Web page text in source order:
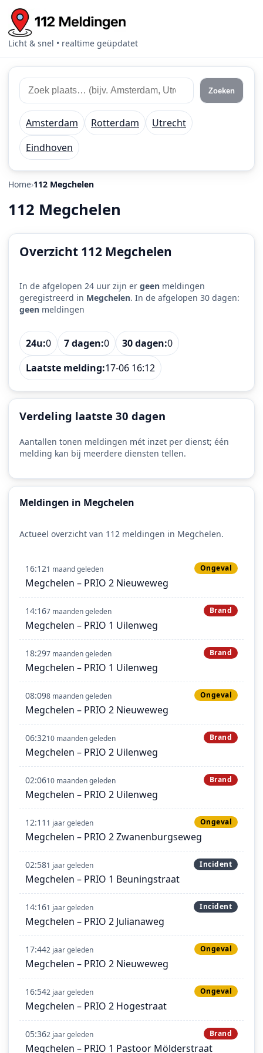
Licht & snel • realtime geüpdatet
Zoek
112
meldingen
Zoek
plaats
of
regio
Zoeken
Amsterdam Rotterdam
Utrecht
Eindhoven
Home 112 Megchelen
112 Megchelen
Overzicht 112 Megchelen
In de afgelopen 24 uur zijn er geen meldingen
geregistreerd in Megchelen. In de afgelopen 30 dagen:
geen meldingen
24u:0 7 dagen:0 30 dagen:0
Laatste melding:17-06 16:12
Verdeling laatste 30 dagen
Aantallen tonen meldingen mét inzet per dienst; één
melding kan bij meerdere diensten tellen.
Meldingen in Megchelen
Actueel overzicht van 112 meldingen in Megchelen.
16:121 maand geleden Ongeval
Megchelen – PRIO 2 Nieuweweg
14:167 maanden geleden Brand
Megchelen – PRIO 1 Uilenweg
18:297 maanden geleden Brand
Megchelen – PRIO 1 Uilenweg
08:098 maanden geleden Ongeval
Megchelen – PRIO 2 Nieuweweg
06:3210 maanden geleden Brand
Megchelen – PRIO 2 Uilenweg
02:0610 maanden geleden Brand
Megchelen – PRIO 2 Uilenweg
12:11 1 jaar geleden Ongeval
Megchelen – PRIO 2 Zwanenburgseweg
02:581 jaar geleden Incident
Megchelen – PRIO 1 Beuningstraat
14:161 jaar geleden Incident
Megchelen – PRIO 2 Julianaweg
17:442 jaar geleden Ongeval
Megchelen – PRIO 2 Nieuweweg
16:542 jaar geleden Ongeval
Megchelen – PRIO 2 Hogestraat
05:362 jaar geleden Brand
Megchelen – PRIO 1 Pastoor Mölderstraat